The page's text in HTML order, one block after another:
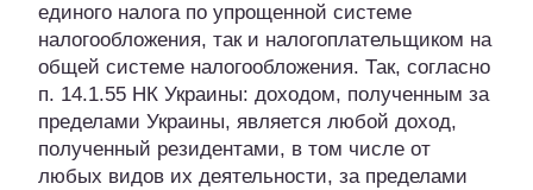
единого налога по упрощенной системе
налогообложения, так и налогоплательщиком на
общей системе налогообложения. Так, согласно
п. 14.1.55 НК Украины: доходом, полученным за
пределами Украины, является любой доход,
полученный резидентами, в том числе от
любых видов их деятельности, за пределами